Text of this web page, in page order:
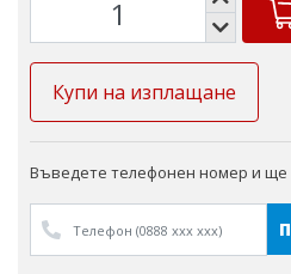
Купи на изплащане
Въведете телефонен номер и ще